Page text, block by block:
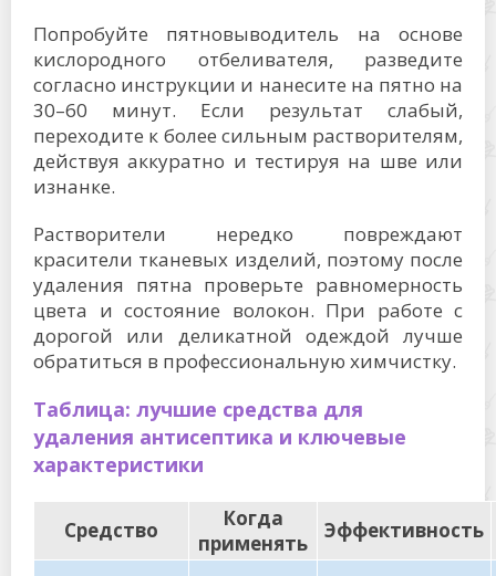
Попробуйте пятновыводитель на основе
кислородного отбеливателя, разведите
согласно инструкции и нанесите на пятно на
30–60 минут. Если результат слабый,
переходите к более сильным растворителям,
действуя аккуратно и тестируя на шве или
изнанке.
Растворители нередко повреждают
красители тканевых изделий, поэтому после
удаления пятна проверьте равномерность
цвета и состояние волокон. При работе с
дорогой или деликатной одеждой лучше
обратиться в профессиональную химчистку.
Таблица: лучшие средства для
удаления антисептика и ключевые
характеристики
Средство
Когда
применять
Эффективность